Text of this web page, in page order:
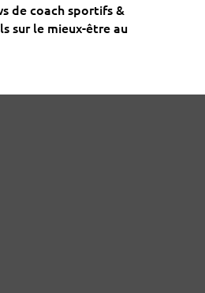
de coach sportifs &
sur le mieux-être au